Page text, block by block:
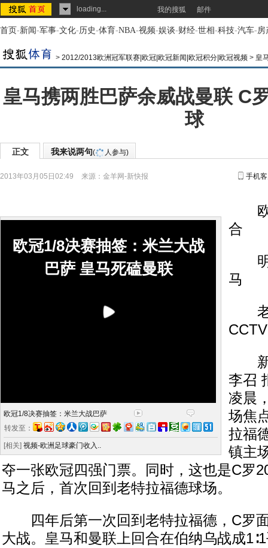
loading... 我的搜狐 邮件
首页-新闻-军事-文化-历史-体育-NBA-视频-娱谈-财经-世相-科技-汽车-房
> 2012/2013欧洲冠军联赛|欧冠|欧冠新闻|欧冠积分|欧冠视频 > 皇
皇马携两胜巴萨余威战曼联 C
球
正文 我来说两句( 人参与)
2013年03月05日02:49 来源： 金羊网-新快报 手机
欧冠1/8决赛抽签：米兰大战
巴萨 皇马死磕曼联
欧冠1/8决赛抽签：米兰大战巴萨
转发至：
[相关] 视频-欧洲足球豪门收入..
欧
合
明
马
老
新
李召
凌晨
场焦
拉福
镇主
夺一张欧冠四强门票。同时，这也是C罗
马之后，首次回到老特拉福德球场。
四年后第一次回到老特拉福德，C罗
大战。皇马和曼联上回合在伯纳乌战成